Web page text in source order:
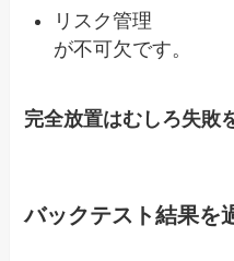
リスク管理
が不可欠です。
完全放置はむしろ失敗
バックテスト結果を